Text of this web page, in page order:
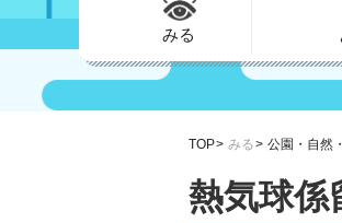
みる
TOP みる 公園・自然
熱気球係